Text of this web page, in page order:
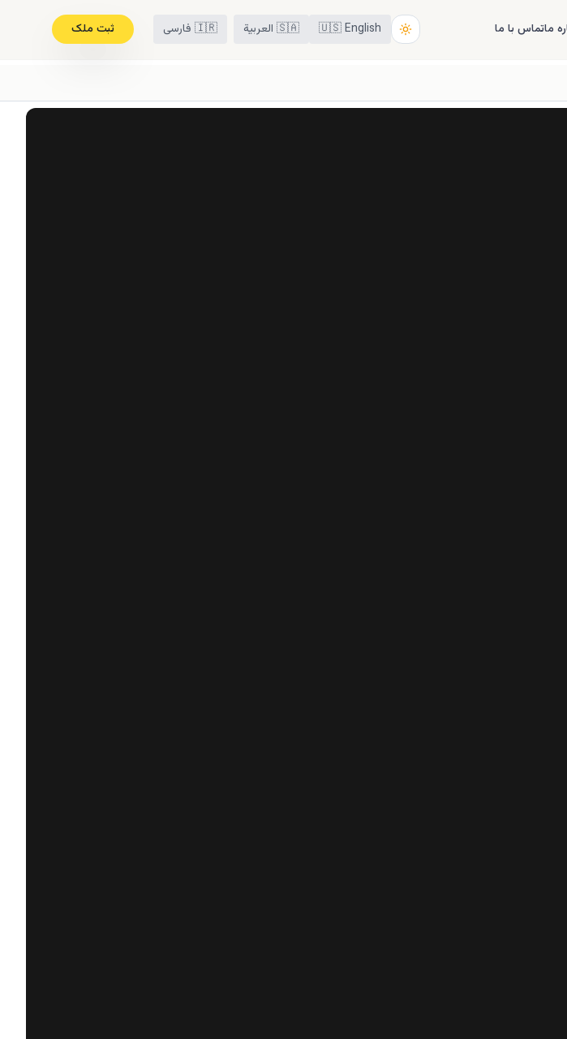
ماتماس با ما 🇺🇸English
🇸🇦 العربية 🇮🇷 فارسی ثبت ملک